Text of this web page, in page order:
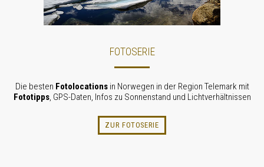
FOTOSERIE
Die besten Fotolocationsin Norwegen in der Region Telemark mit
Fototipps, GPS-Daten, Infos zu Sonnenstand und Licht­verhält­nissen
ZUR FOTOSERIE